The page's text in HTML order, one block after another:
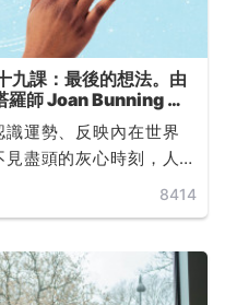
九課：最後的想法。由
羅師 Joan Bunning 所
運勢、反映內在世界
盡頭的灰心時刻，人
」，如「什麼時候會8414